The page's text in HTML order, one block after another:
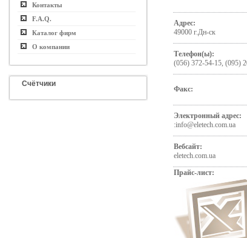
Контакты
F.A.Q.
Каталог фирм
О компании
Счётчики
Адрес:
49000 г.Дн-ск
Телефон(ы):
(056) 372-54-15, (095)
Факс:
Электронный адрес:
:info@eletech.com.ua
Вебсайт:
eletech.com.ua
Прайс-лист: